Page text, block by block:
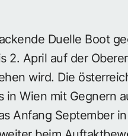
Duelle Boot
2. April auf der
wird. Die
in Wien mit Gegnern
Anfang September